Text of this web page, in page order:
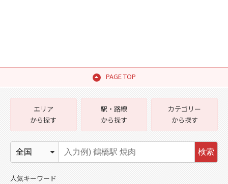
PAGE TOP
エリア
から探す
駅・路線
から探す
カテゴリー
から探す
検索
人気キーワード